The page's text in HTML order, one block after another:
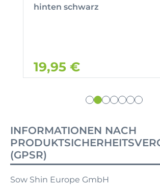
hinten schwarz
19,95 €
INFORMATIONEN NACH
(GPSR)
Sow Shin Europe GmbH